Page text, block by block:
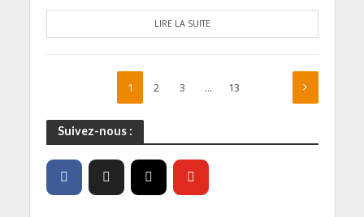
LIRE LA SUITE
1 2 3 … 13
Suivez-nous :